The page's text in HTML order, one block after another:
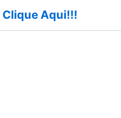
Clique Aqui!!!